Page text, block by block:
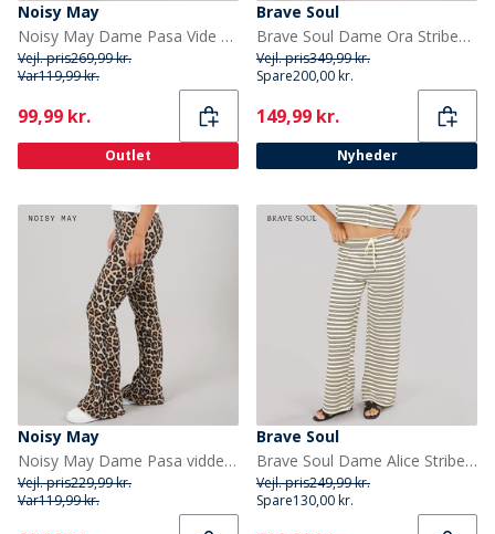
Noisy May
Noisy May Dame Pasa Vide Ben Bukser Sort
Vejl. pris269,99 kr.
Var119,99 kr.
Current
99,99 kr.
Outlet
Brave Soul
Brave Soul Dame Ora Stribede Bukser Rød/Hvid
Vejl. pris349,99 kr.
Spare200,00 kr.
Current
149,99 kr.
Nyheder
Noisy May
Noisy May Dame Pasa vidde bukser Sort
Vejl. pris229,99 kr.
Var119,99 kr.
Brave Soul
Brave Soul Dame Alice Stribede Bukser Cream/Sort
Vejl. pris249,99 kr.
Spare130,00 kr.